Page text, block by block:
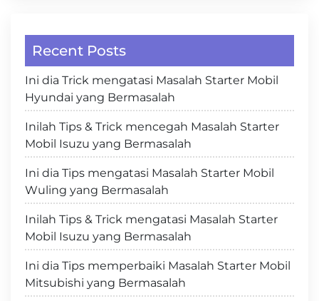
Recent Posts
Ini dia Trick mengatasi Masalah Starter Mobil
Hyundai yang Bermasalah
Inilah Tips & Trick mencegah Masalah Starter
Mobil Isuzu yang Bermasalah
Ini dia Tips mengatasi Masalah Starter Mobil
Wuling yang Bermasalah
Inilah Tips & Trick mengatasi Masalah Starter
Mobil Isuzu yang Bermasalah
Ini dia Tips memperbaiki Masalah Starter Mobil
Mitsubishi yang Bermasalah